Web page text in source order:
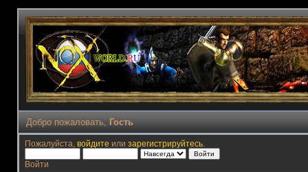
Добро пожаловать, Гость
Пожалуйста, войдите или зарегистрируйтесь.
Войти